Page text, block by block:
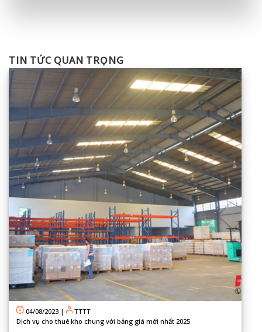
TIN TỨC QUAN TRỌNG
04/08/2023 |
TTTT
Dịch vụ cho thuê kho chung với bảng giá mới nhất 2025